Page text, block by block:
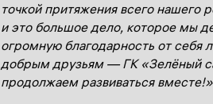
точкой притяжения всего нашего
и это большое дело, которое мы
огромную благодарность от себя
добрым друзьям — ГК «Зелёный
продолжаем развиваться вместе!»